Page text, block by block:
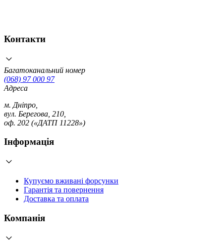
Контакти
Багатоканальний номер
(068) 97 000 97
Адреса
м. Дніпро,
вул. Берегова, 210,
оф. 202 («ДАТП 11228»)
Інформація
Купуємо вживані форсунки
Гарантія та повернення
Доставка та оплата
Компанія